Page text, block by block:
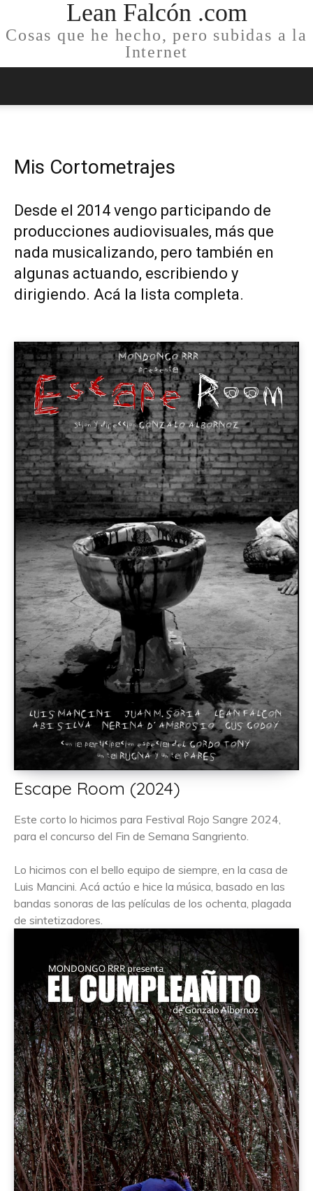
Lean Falcón .com
Cosas que he hecho, pero subidas a la
Internet
Mis Cortometrajes
Desde el 2014 vengo participando de
producciones audiovisuales, más que
nada musicalizando, pero también en
algunas actuando, escribiendo y
dirigiendo. Acá la lista completa.
Escape Room (2024)
Este corto lo hicimos para Festival Rojo Sangre 2024,
para el concurso del Fin de Semana Sangriento.
Lo hicimos con el bello equipo de siempre, en la casa de
Luis Mancini. Acá actúo e hice la música, basado en las
bandas sonoras de las películas de los ochenta, plagada
de sintetizadores.